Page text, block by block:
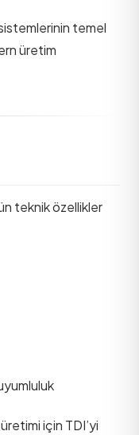
temel
üretim
teknik özellikler
için TDI’yi